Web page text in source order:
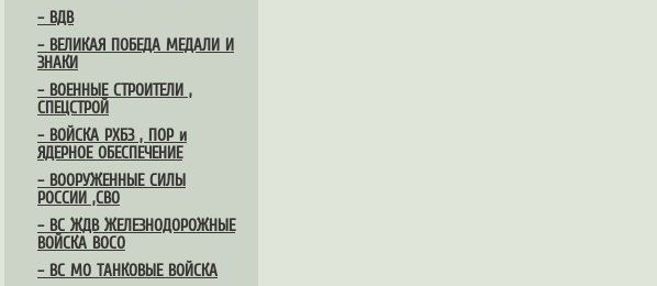
– ВДВ
– ВЕЛИКАЯ ПОБЕДА МЕДАЛИ И
ЗНАКИ
– ВОЕННЫЕ СТРОИТЕЛИ ,
СПЕЦСТРОЙ
– ВОЙСКА РХБЗ , ПОР и
ЯДЕРНОЕ ОБЕСПЕЧЕНИЕ
– ВООРУЖЕННЫЕ СИЛЫ
РОССИИ ,СВО
– ВС ЖДВ ЖЕЛЕЗНОДОРОЖНЫЕ
ВОЙСКА ВОСО
– ВС МО ТАНКОВЫЕ ВОЙСКА